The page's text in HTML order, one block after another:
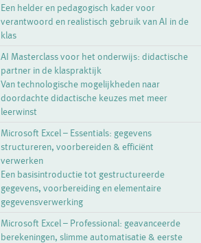
Een helder en pedagogisch kader voor
verantwoord en realistisch gebruik van AI in de
klas
AI Masterclass voor het onderwijs: didactische
partner in de klaspraktijk
Van technologische mogelijkheden naar
doordachte didactische keuzes met meer
leerwinst
Microsoft Excel – Essentials: gegevens
structureren, voorbereiden & efficiënt
verwerken
Een basisintroductie tot gestructureerde
gegevens, voorbereiding en elementaire
gegevensverwerking
Microsoft Excel – Professional: geavanceerde
berekeningen, slimme automatisatie & eerste